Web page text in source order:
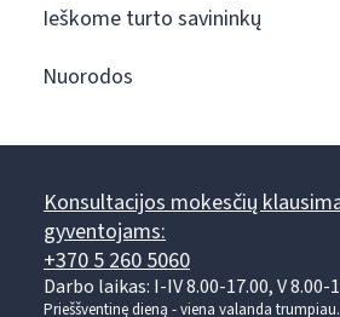
Ieškome turto savininkų
Nuorodos
Konsultacijos mokesčių
gyventojams:
+370 5 260 5060
Darbo laikas: I-IV 8.00-17.00, V 8.00-
Prieššventinę dieną - viena valanda trumpiau.